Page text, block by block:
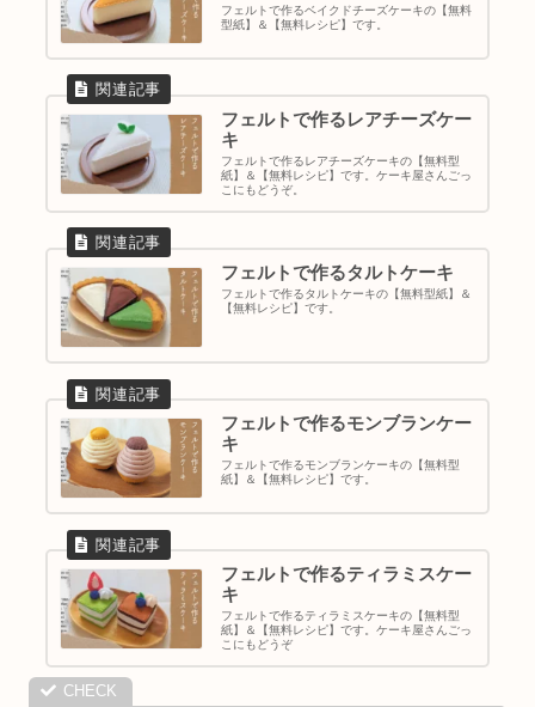
フェルトで作るベイクドチーズケーキの【無料
型紙】＆【無料レシピ】です。
フェルトで作るレアチーズケー
キ
フェルトで作るレアチーズケーキの【無料型
紙】＆【無料レシピ】です。ケーキ屋さんごっ
こにもどうぞ。
フェルトで作るタルトケーキ
フェルトで作るタルトケーキの【無料型紙】＆
【無料レシピ】です。
フェルトで作るモンブランケー
キ
フェルトで作るモンブランケーキの【無料型
紙】＆【無料レシピ】です。
フェルトで作るティラミスケー
キ
フェルトで作るティラミスケーキの【無料型
紙】＆【無料レシピ】です。ケーキ屋さんごっ
こにもどうぞ